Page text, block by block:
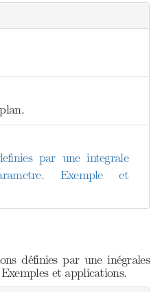
par une integrale
Exemple et
définies par une inégrales
et applications.